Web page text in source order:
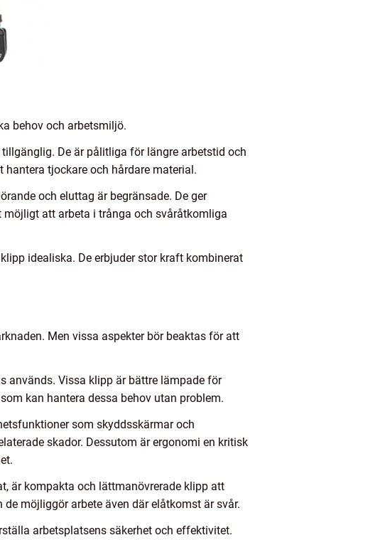
behov och arbetsmiljö.
De är pålitliga för längre arbetstid och
tjockare och hårdare material.
och eluttag är begränsade. De ger
att arbeta i trånga och svåråtkomliga
idealiska. De erbjuder stor kraft kombinerat
Men vissa aspekter bör beaktas för att
används. Vissa klipp är bättre lämpade för
kan hantera dessa behov utan problem.
som skyddsskärmar och
skador. Dessutom är ergonomi en kritisk
är kompakta och lättmanövrerade klipp att
möjliggör arbete även där elåtkomst är svår.
arbetsplatsens säkerhet och effektivitet.